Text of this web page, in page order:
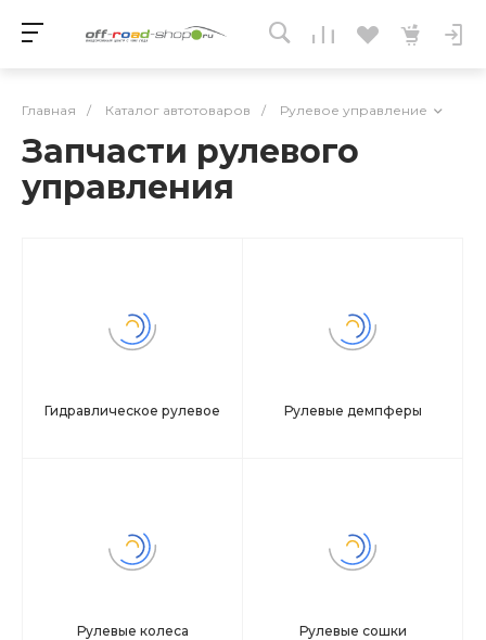
Главная / Каталог автотоваров / Рулевое управление
Запчасти рулевого
управления
Гидравлическое рулевое Рулевые демпферы
Рулевые колеса Рулевые сошки